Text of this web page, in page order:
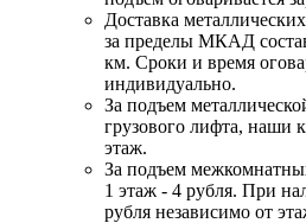
Доставка
за пределы МКАД
км. Сроки и время
индивидуально.
За подъем
грузового лифта, наши
этаж.
За подъем
1 этаж - 4 рубля. При
рубля независимо от